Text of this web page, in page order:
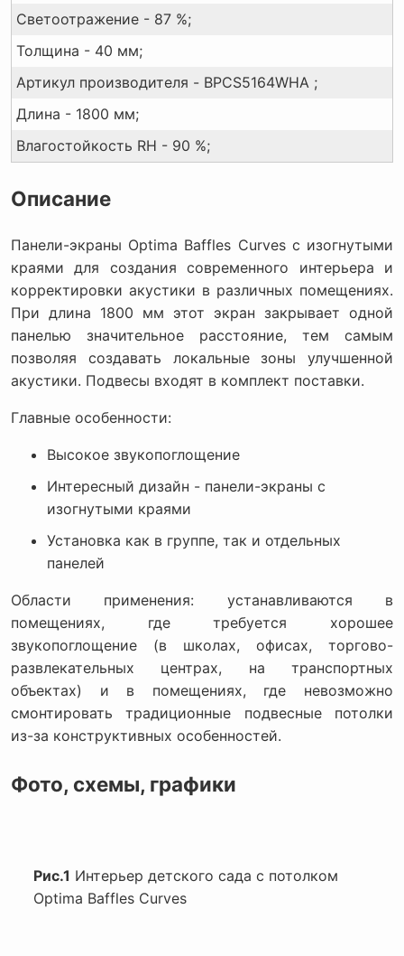
Светоотражение - 87 %;
Толщина - 40 мм;
Артикул производителя - BPCS5164WHA ;
Длина - 1800 мм;
Влагостойкость RH - 90 %;
Описание
Панели-экраны Optima Baffles Curves с изогнутыми
краями для создания современного интерьера и
корректировки акустики в различных помещениях.
При длина 1800 мм этот экран закрывает одной
панелью значительное расстояние, тем самым
позволяя создавать локальные зоны улучшенной
акустики. Подвесы входят в комплект поставки.
Главные особенности:
Высокое звукопоглощение
Интересный дизайн - панели-экраны с
изогнутыми краями
Установка как в группе, так и отдельных
панелей
Области применения: устанавливаются в
помещениях, где требуется хорошее
звукопоглощение (в школах, офисах, торгово-
развлекательных центрах, на транспортных
объектах) и в помещениях, где невозможно
смонтировать традиционные подвесные потолки
из-за конструктивных особенностей.
Фото, схемы, графики
Рис.1 Интерьер детского сада с потолком
Optima Baffles Curves